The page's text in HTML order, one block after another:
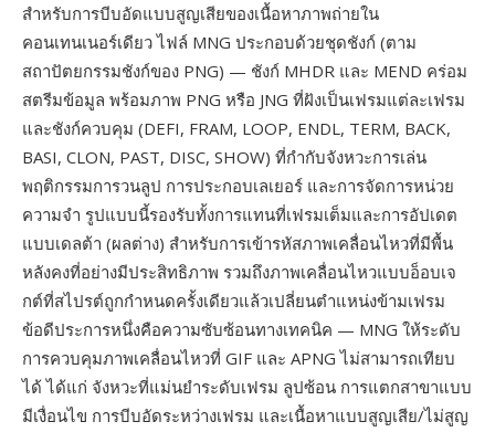
สำหรับการบีบอัดแบบสูญเสียของเนื้อหาภาพถ่ายใน
คอนเทนเนอร์เดียว ไฟล์ MNG ประกอบด้วยชุดชังก์ (ตาม
สถาปัตยกรรมชังก์ของ PNG) — ชังก์ MHDR และ MEND คร่อม
สตรีมข้อมูล พร้อมภาพ PNG หรือ JNG ที่ฝังเป็นเฟรมแต่ละเฟรม
และชังก์ควบคุม (DEFI, FRAM, LOOP, ENDL, TERM, BACK,
BASI, CLON, PAST, DISC, SHOW) ที่กำกับจังหวะการเล่น
พฤติกรรมการวนลูป การประกอบเลเยอร์ และการจัดการหน่วย
ความจำ รูปแบบนี้รองรับทั้งการแทนที่เฟรมเต็มและการอัปเดต
แบบเดลต้า (ผลต่าง) สำหรับการเข้ารหัสภาพเคลื่อนไหวที่มีพื้น
หลังคงที่อย่างมีประสิทธิภาพ รวมถึงภาพเคลื่อนไหวแบบอ็อบเจ
กต์ที่สไปรต์ถูกกำหนดครั้งเดียวแล้วเปลี่ยนตำแหน่งข้ามเฟรม
ข้อดีประการหนึ่งคือความซับซ้อนทางเทคนิค — MNG ให้ระดับ
การควบคุมภาพเคลื่อนไหวที่ GIF และ APNG ไม่สามารถเทียบ
ได้ ได้แก่ จังหวะที่แม่นยำระดับเฟรม ลูปซ้อน การแตกสาขาแบบ
มีเงื่อนไข การบีบอัดระหว่างเฟรม และเนื้อหาแบบสูญเสีย/ไม่สูญ